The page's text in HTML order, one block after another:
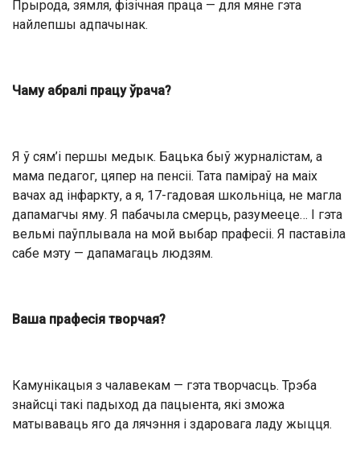
Прырода, зямля, фізічная праца — для мяне гэта
найлепшы адпачынак.
Чаму абралі працу ўрача?
Я ў сям’і першы медык. Бацька быў журналістам, а
мама педагог, цяпер на пенсіі. Тата паміраў на маіх
вачах ад інфаркту, а я, 17-гадовая школьніца, не магла
дапамагчы яму. Я пабачыла смерць, разумееце… І гэта
вельмі паўплывала на мой выбар прафесіі. Я паставіла
сабе мэту — дапамагаць людзям.
Ваша прафесія творчая?
Камунікацыя з чалавекам — гэта творчасць. Трэба
знайсці такі падыход да пацыента, які зможа
матываваць яго да лячэння і здаровага ладу жыцця.